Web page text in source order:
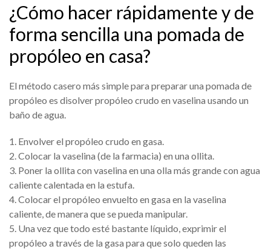
¿Cómo hacer rápidamente y de
forma sencilla una pomada de
propóleo en casa?
El método casero más simple para preparar una pomada de
propóleo es disolver propóleo crudo en vaselina usando un
baño de agua.
1. Envolver el propóleo crudo en gasa.
2. Colocar la vaselina (de la farmacia) en una ollita.
3. Poner la ollita con vaselina en una olla más grande con agua
caliente calentada en la estufa.
4. Colocar el propóleo envuelto en gasa en la vaselina
caliente, de manera que se pueda manipular.
5. Una vez que todo esté bastante líquido, exprimir el
propóleo a través de la gasa para que solo queden las